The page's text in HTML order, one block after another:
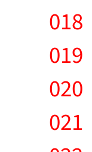
018
019
020
021